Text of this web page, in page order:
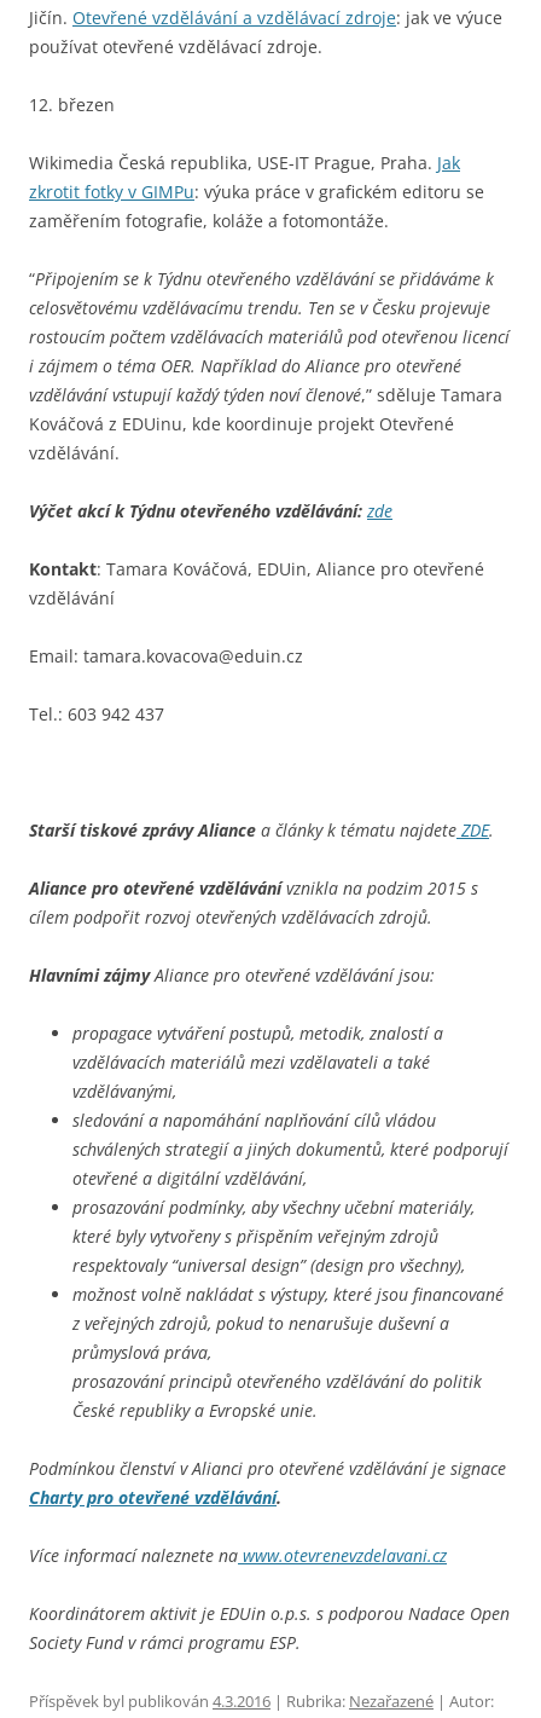
Jičín. Otevřené vzdělávání a vzdělávací zdroje: jak ve výuce
používat otevřené vzdělávací zdroje.
12. březen
Wikimedia Česká republika, USE-IT Prague, Praha. Jak
zkrotit fotky v GIMPu: výuka práce v grafickém editoru se
zaměřením fotografie, koláže a fotomontáže.
“Připojením se k Týdnu otevřeného vzdělávání se přidáváme k
celosvětovému vzdělávacímu trendu. Ten se v Česku projevuje
rostoucím počtem vzdělávacích materiálů pod otevřenou licencí
i zájmem o téma OER. Například do Aliance pro otevřené
vzdělávání vstupují každý týden noví členové,” sděluje Tamara
Kováčová z EDUinu, kde koordinuje projekt Otevřené
vzdělávání.
Výčet akcí k Týdnu otevřeného vzdělávání:zde
Kontakt: Tamara Kováčová, EDUin, Aliance pro otevřené
vzdělávání
Email: tamara.kovacova@eduin.cz
Tel.: 603 942 437
Starší tiskové zprávy Aliance a články k tématu najdete ZDE.
Aliance pro otevřené vzdělávánívznikla na podzim 2015 s
cílem podpořit rozvoj otevřených vzdělávacích zdrojů.
Hlavními zájmyAliance pro otevřené vzdělávání jsou:
propagace vytváření postupů, metodik, znalostí a
vzdělávacích materiálů mezi vzdělavateli a také
vzdělávanými,
sledování a napomáhání naplňování cílů vládou
schválených strategií a jiných dokumentů, které podporují
otevřené a digitální vzdělávání,
prosazování podmínky, aby všechny učební materiály,
které byly vytvořeny s přispěním veřejným zdrojů
respektovaly “universal design” (design pro všechny),
možnost volně nakládat s výstupy, které jsou financované
z veřejných zdrojů, pokud to nenarušuje duševní a
průmyslová práva,
prosazování principů otevřeného vzdělávání do politik
České republiky a Evropské unie.
Podmínkou členství v Alianci pro otevřené vzdělávání je signace
Charty pro otevřené vzdělávání.
Více informací naleznete na www.otevrenevzdelavani.cz
Koordinátorem aktivit je EDUin o.p.s. s podporou Nadace Open
Society Fund v rámci programu ESP.
Příspěvek byl publikován 4.3.2016 | Rubrika: Nezařazené | Autor: